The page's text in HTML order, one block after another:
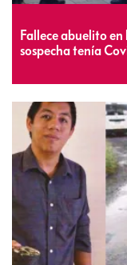
Fallece abuelito
sospecha tenía